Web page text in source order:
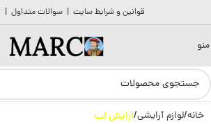
قوانین و شرایط سایت | سوالات متداول |
منو
خانه لوازم آرایشی آرایش لب